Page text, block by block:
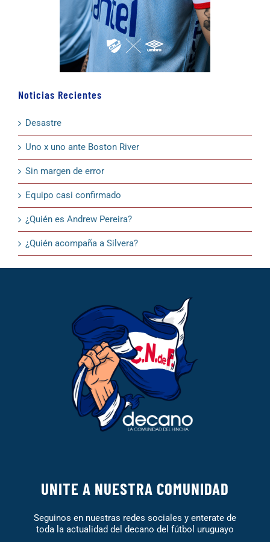
Noticias Recientes
Desastre
Uno x uno ante Boston River
Sin margen de error
Equipo casi confirmado
¿Quién es Andrew Pereira?
¿Quién acompaña a Silvera?
UNITE A NUESTRA COMUNIDAD
Seguinos en nuestras redes sociales y enterate de
toda la actualidad del decano del fútbol uruguayo